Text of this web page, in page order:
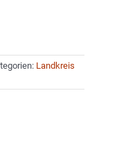
Landkreis